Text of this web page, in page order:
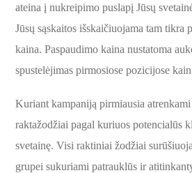
ateina į nukreipimo puslapį Jūsų
Jūsų sąskaitos išskaičiuojama tam tikra
kaina. Paspaudimo kaina nustatoma
spustelėjimas pirmosiose pozicijose
Kuriant kampaniją pirmiausia
raktažodžiai pagal kuriuos potencialūs
svetainę. Visi raktiniai žodžiai
grupei sukuriami patrauklūs ir